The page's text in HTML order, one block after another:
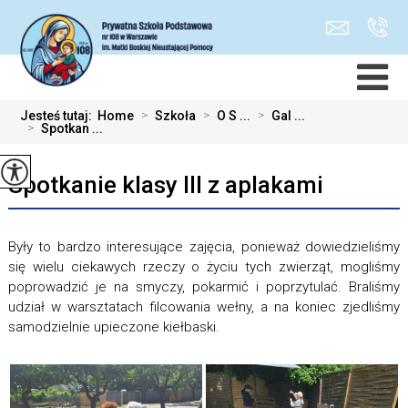
Jesteś tutaj: Home > Szkoła > O S ... > Gal ...
> Spotkan ...
Spotkanie klasy III z aplakami
Były to bardzo interesujące zajęcia, ponieważ dowiedzieliśmy
się wielu ciekawych rzeczy o życiu tych zwierząt, mogliśmy
poprowadzić je na smyczy, pokarmić i poprzytulać. Braliśmy
udział w warsztatach filcowania wełny, a na koniec zjedliśmy
samodzielnie upieczone kiełbaski.